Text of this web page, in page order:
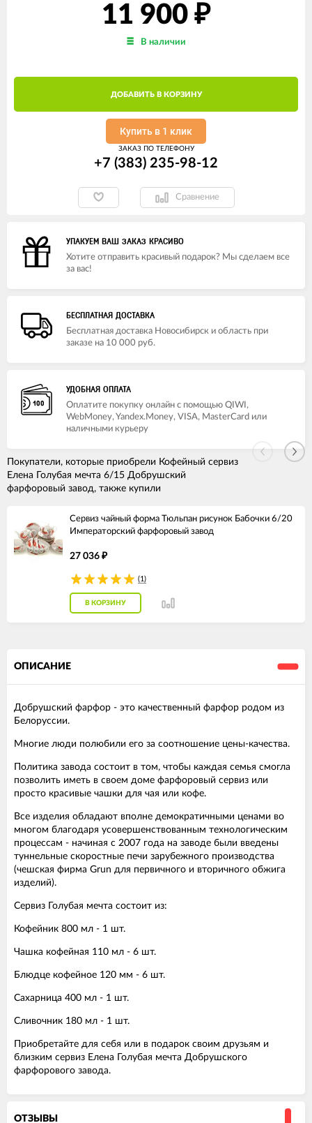
11 900 ₽
В наличии
ДОБАВИТЬ В КОРЗИНУ
Купить в 1 клик
ЗАКАЗ ПО ТЕЛЕФОНУ
+7 (383) 235-98-12
Сравнение
УПАКУЕМ ВАШ ЗАКАЗ КРАСИВО
Хотите отправить красивый подарок? Мы сделаем все
за вас!
БЕСПЛАТНАЯ ДОСТАВКА
Бесплатная доставка Новосибирск и область при
заказе на 10 000 руб.
УДОБНАЯ ОПЛАТА
Оплатите покупку онлайн с помощью QIWI,
WebMoney, Yandex.Money, VISA, MasterCard или
наличными курьеру
Покупатели, которые приобрели Кофейный сервиз
Елена Голубая мечта 6/15 Добрушский
фарфоровый завод, также купили
Сервиз чайный форма Тюльпан рисунок Бабочки 6/20
Императорский фарфоровый завод
27 036 ₽
(1)
В КОРЗИНУ
ОПИСАНИЕ
Добрушский фарфор - это качественный фарфор родом из
Белоруссии.
Многие люди полюбили его за соотношение цены-качества.
Политика завода состоит в том, чтобы каждая семья смогла
позволить иметь в своем доме фарфоровый сервиз или
просто красивые чашки для чая или кофе.
Все изделия обладают вполне демократичными ценами во
многом благодаря усовершенствованным технологическим
процессам - начиная с 2007 года на заводе были введены
туннельные скоростные печи зарубежного производства
(чешская фирма Grun для первичного и вторичного обжига
изделий).
Сервиз Голубая мечта состоит из:
Кофейник 800 мл - 1 шт.
Чашка кофейная 110 мл - 6 шт.
Блюдце кофейное 120 мм - 6 шт.
Сахарница 400 мл - 1 шт.
Сливочник 180 мл - 1 шт.
Приобретайте для себя или в подарок своим друзьям и
близким сервиз Елена Голубая мечта Добрушского
фарфорового завода.
ОТЗЫВЫ